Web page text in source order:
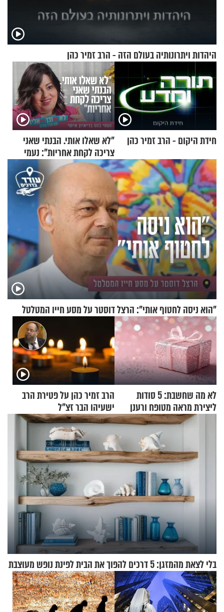
היהדות ויתרונותיה בעולם הזה - הרב זמיר כהן
חידת היקום - הרב זמיר כהן
"לא שאלו אותי. הבנתי שאני
צריכה לקחת אחריות": נעמי
בנט בריאיון אישי
"הוא ניסה לחטוף אותי": הרצל דוסטר על מסע חייו המטלטל
לא מה שחשבת: 5 סודות
ליצירת מראה מטופח ורענן
הרב זמיר כהן על פטירת הרב
ישעיהו הבר זצ"ל
בלי לצאת מהמזגן: 5 דרכים להפוך את הבית לפינת נופש מעוצבת